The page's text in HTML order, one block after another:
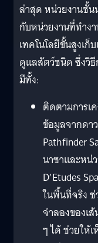
ล่าสุด หน่วยงานชั้น
กับหน่วยงานที่ทำง
เทคโนโลยีขั้นสูงเ
ดูแลสัตว์ชนิด ซึ่งวิ
มีทั้ง:
ติดตามการเ
ข้อมูลจากดา
Pathfinder
นาซาและหน่
D’Etudes
ในพื้นที่จริง
จำลองของเ
ๆ ได้ ช่วยให้